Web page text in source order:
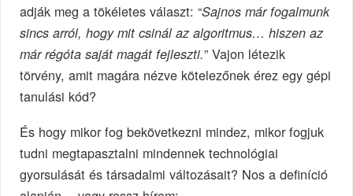
adják meg a tökéletes választ: “Sajnos már fogalmunk
sincs arról, hogy mit csinál az algoritmus… hiszen az
már régóta saját magát fejleszti.” Vajon létezik
törvény, amit magára nézve kötelezőnek érez egy gépi
tanulási kód?
És hogy mikor fog bekövetkezni mindez, mikor fogjuk
tudni megtapasztalni mindennek technológiai
gyorsulását és társadalmi változásait? Nos a definíció